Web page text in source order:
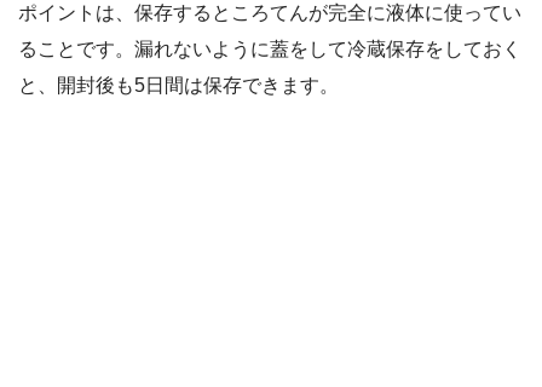
ポイントは、保存するところてんが完全に液体に使ってい
ることです。漏れないように蓋をして冷蔵保存をしておく
と、開封後も5日間は保存できます。